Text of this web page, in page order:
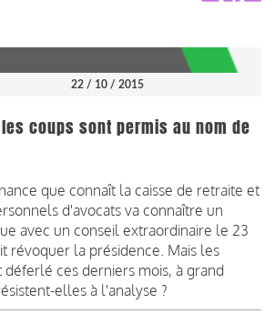
22 / 10 / 2015
coups sont permis au nom de
que connaît la caisse de retraite et
d'avocats va connaître un
avec un conseil extraordinaire le 23
révoquer la présidence. Mais les
déferlé ces derniers mois, à grand
elles à l'analyse ?